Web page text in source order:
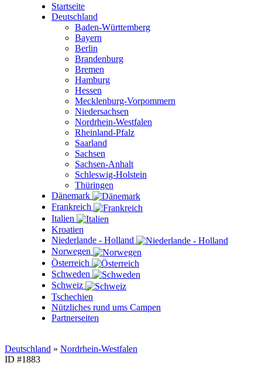
Startseite
Deutschland
Baden-Württemberg
Bayern
Berlin
Brandenburg
Bremen
Hamburg
Hessen
Mecklenburg-Vorpommern
Niedersachsen
Nordrhein-Westfalen
Rheinland-Pfalz
Saarland
Sachsen
Sachsen-Anhalt
Schleswig-Holstein
Thüringen
Dänemark
Frankreich
Italien
Kroatien
Niederlande - Holland
Norwegen
Österreich
Schweden
Schweiz
Tschechien
Nützliches rund ums Campen
Partnerseiten
Deutschland » Nordrhein-Westfalen
ID #1883